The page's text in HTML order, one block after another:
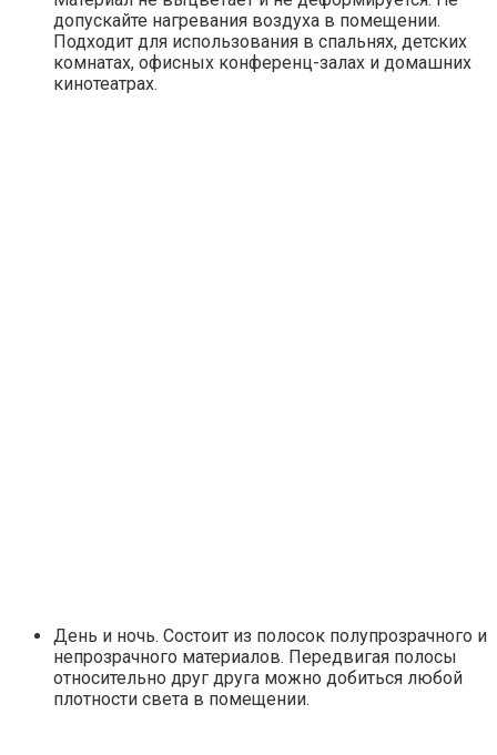
допускайте нагревания воздуха в помещении.
Подходит для использования в спальнях, детских
комнатах, офисных конференц-залах и домашних
кинотеатрах.
День и ночь. Состоит из полосок полупрозрачного и
непрозрачного материалов. Передвигая полосы
относительно друг друга можно добиться любой
плотности света в помещении.